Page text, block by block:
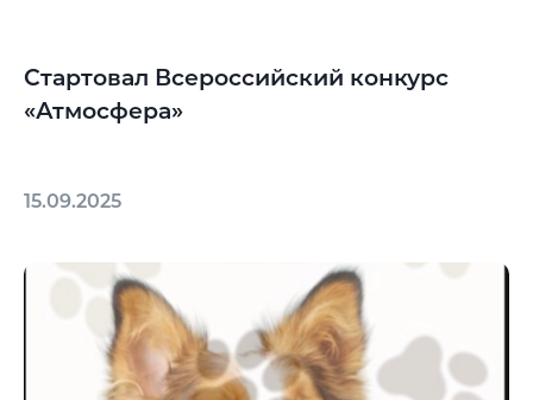
Стартовал Всероссийский конкурс
«Атмосфера»
15.09.2025